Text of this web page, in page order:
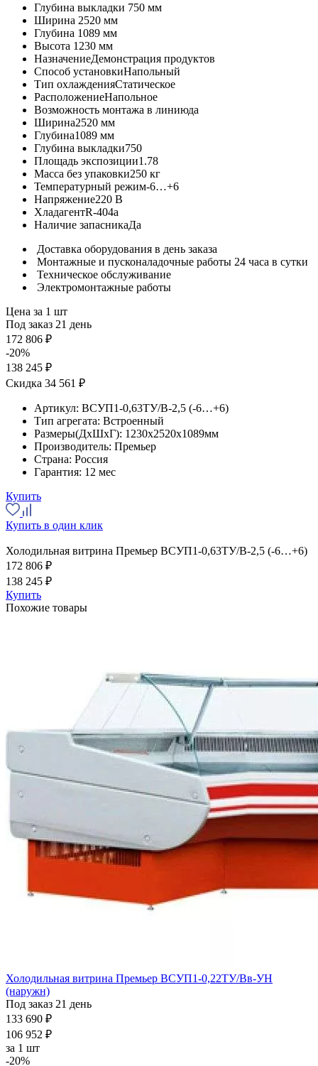
Глубина выкладки 750 мм
Ширина 2520 мм
Глубина 1089 мм
Высота 1230 мм
НазначениеДемонстрация продуктов
Способ установкиНапольный
Тип охлажденияСтатическое
РасположениеНапольное
Возможность монтажа в линиюда
Ширина2520 мм
Глубина1089 мм
Глубина выкладки750
Площадь экспозиции1.78
Масса без упаковки250 кг
Температурный режим-6…+6
Напряжение220 В
ХладагентR-404a
Наличие запасникаДа
Доставка оборудования в день заказа
Монтажные и пусконаладочные работы 24 часа в сутки
Техническое обслуживание
Электромонтажные работы
Цена за 1 шт
Под заказ 21 день
172 806 ₽
-20%
138 245 ₽
Скидка 34 561 ₽
Артикул: ВСУП1-0,63ТУ/В-2,5 (-6…+6)
Тип агрегата: Встроенный
Размеры(ДхШхГ): 1230x2520x1089мм
Производитель: Премьер
Страна: Россия
Гарантия: 12 мес
Купить
Купить в один клик
Холодильная витрина Премьер ВСУП1-0,63ТУ/В-2,5 (-6…+6)
172 806 ₽
138 245 ₽
Купить
Похожие товары
Холодильная витрина Премьер ВСУП1-0,22ТУ/Вв-УН
(наружн)
Под заказ 21 день
133 690 ₽
106 952 ₽
за 1 шт
-20%